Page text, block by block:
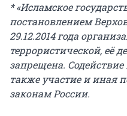
* «Исламское
постановлением
29.12.2014 года
террористической, её
запрещена.
также участие и иная
законам России.